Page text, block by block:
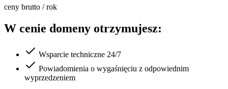
ceny brutto / rok
W cenie domeny otrzymujesz:
Wsparcie techniczne 24/7
Powiadomienia o wygaśnięciu z odpowiednim
wyprzedzeniem